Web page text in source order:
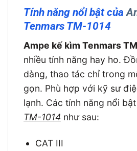
Tính năng nổi bật của
Tenmars TM-1014
Ampe kế kìm Tenmars
nhiều tính năng hay ho.
dàng, thao tác chỉ trong
gọn. Phù hợp với kỹ sư
lạnh. Các tính năng nổi
TM-1014 như sau:
CAT III